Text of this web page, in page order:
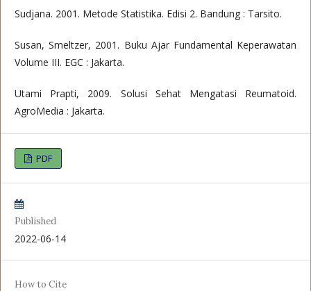
Sudjana. 2001. Metode Statistika. Edisi 2. Bandung : Tarsito.
Susan, Smeltzer, 2001. Buku Ajar Fundamental Keperawatan
Volume III. EGC : Jakarta.
Utami Prapti, 2009. Solusi Sehat Mengatasi Reumatoid.
AgroMedia : Jakarta.
PDF
Published
2022-06-14
How to Cite